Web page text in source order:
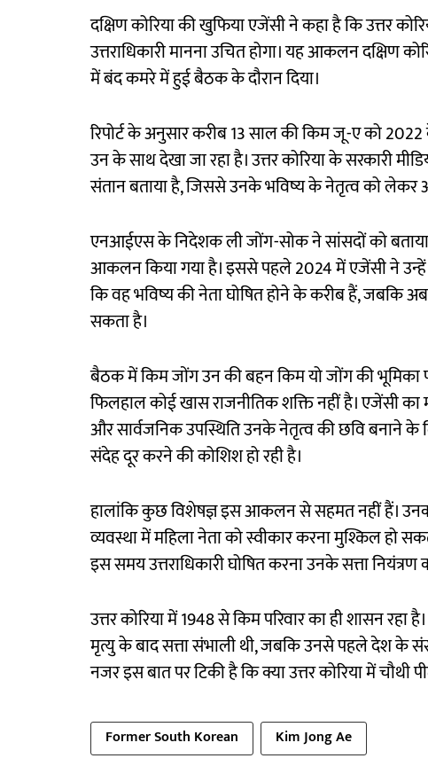
दक्षिण कोरिया की खुफिया एजेंसी ने कहा है कि उत्तर
उत्तराधिकारी मानना उचित होगा। यह आकलन
में बंद कमरे में हुई बैठक के दौरान दिया।
रिपोर्ट के अनुसार करीब 13 साल की किम जू-ए को
उन के साथ देखा जा रहा है। उत्तर कोरिया के सरकारी
संतान बताया है, जिससे उनके भविष्य के नेतृत्व को लेकर
एनआईएस के निदेशक ली जोंग-सोक ने सांसदों को
आकलन किया गया है। इससे पहले 2024 में एजेंसी ने उन्हें
कि वह भविष्य की नेता घोषित होने के करीब हैं, जबकि
सकता है।
बैठक में किम जोंग उन की बहन किम यो जोंग की भूमिका
फिलहाल कोई खास राजनीतिक शक्ति नहीं है। एजेंसी का
और सार्वजनिक उपस्थिति उनके नेतृत्व की छवि बनाने के
संदेह दूर करने की कोशिश हो रही है।
हालांकि कुछ विशेषज्ञ इस आकलन से सहमत नहीं हैं।
व्यवस्था में महिला नेता को स्वीकार करना मुश्किल हो
इस समय उत्तराधिकारी घोषित करना उनके सत्ता
उत्तर कोरिया में 1948 से किम परिवार का ही शासन
मृत्यु के बाद सत्ता संभाली थी, जबकि उनसे पहले देश के
नजर इस बात पर टिकी है कि क्या उत्तर कोरिया में चौथी
Former South Korean Kim Jong Ae